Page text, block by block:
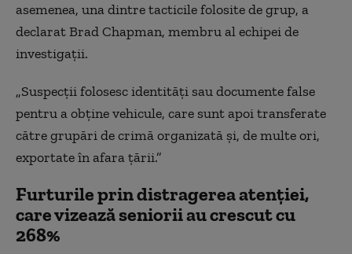
asemenea, una dintre tacticile folosite de grup, a
declarat Brad Chapman, membru al echipei de
investigaţii.
„Suspecţii folosesc identităţi sau documente false
pentru a obţine vehicule, care sunt apoi transferate
către grupări de crimă organizată şi, de multe ori,
exportate în afara ţării.”
Furturile prin distragerea atenţiei,
care vizează seniorii au crescut cu
268%